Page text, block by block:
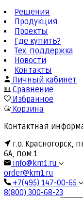
Решения
Продукция
Проекты
Где купить?
Тех. поддержка
Новости
Контакты
Личный кабинет
Сравнение
Избранное
Корзина
Контактная
г.о. Красногорск,
6А, пом.1
info@km1.ru
order@km1.ru
+7(495) 147-00-65
8(800) 300-68-23